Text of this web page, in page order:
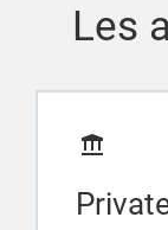
Les